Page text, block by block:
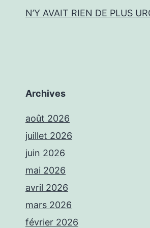
N’Y AVAIT RIEN DE PLUS
Archives
août 2026
juillet 2026
juin 2026
mai 2026
avril 2026
mars 2026
février 2026